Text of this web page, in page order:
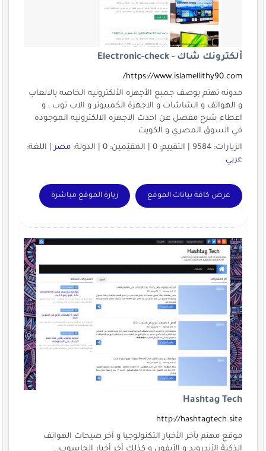
ألكترونك شاك - Electronic-check
https://www.islamellithy90.com/
مدونه تهتم بوصف جمبع الأجهزه الألكترونيه الخاصه بالالعاب
و الهواتف و الشاشات و الاجهزة الكمبيوتر و الاب توب ، و
اعطاء شرح مفصل عن احدث الاجهزه الالكترونيه الموجوده
في السوق المصري و الكويت
الزيارات: 9584 | التقييم: 0 | المقيّمين: 0 | الدولة:
مصر| اللغة:
عربي
عرض كافة بيانات الموقع زيارة الموقع مباشرة
Hashtag Tech
http://hashtagtech.site
موقع مهتم بآخر الأخبار التكنولوجيا و آخر صيحات الهواتف
الذكية الأندرويد و الأيفون و كذلك أخر أخبار الحاسوب..